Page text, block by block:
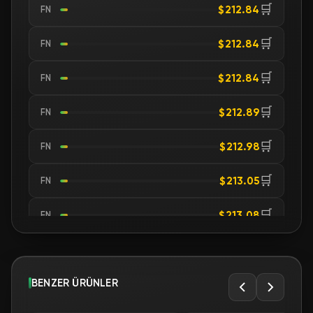
FN $212.84 🛒
FN $212.84 🛒
FN $212.84 🛒
FN $212.89🛒
FN $212.98🛒
FN $213.05🛒
FN $213.08🛒
FN $213.32 🛒
BENZER ÜRÜNLER